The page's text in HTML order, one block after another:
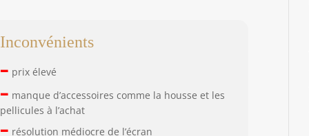
Inconvénients
– prix élevé
– manque d’accessoires comme la housse et les
pellicules à l’achat
– résolution médiocre de l’écran